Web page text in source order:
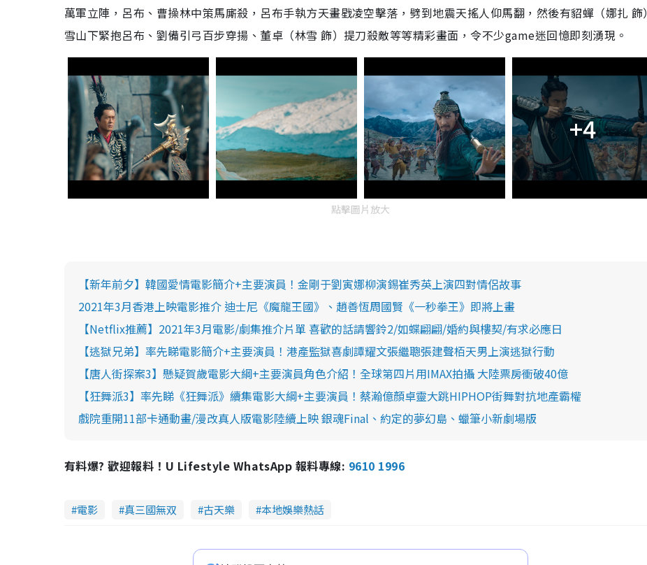
萬軍立陣，呂布、曹操林中策馬廝殺，呂布手執方天畫戥凌空擊落，劈到地震天搖人仰馬翻，然後有貂蟬（娜扎 飾）
雪山下緊抱呂布、劉備引弓百步穿揚、董卓（林雪 飾）提刀殺敵等等精彩畫面，令不少game迷回憶即刻湧現。
+4
點擊圖片放大
【新年前夕】韓國愛情電影簡介+主要演員！金剛于劉寅娜柳演錫崔秀英上演四對情侶故事
2021年3月香港上映電影推介 迪士尼《魔龍王國》、趙善恆周國賢《一秒拳王》即將上畫
【Netflix推薦】2021年3月電影/劇集推介片單 喜歡的話請響鈴2/如蝶翩翩/婚約與樓契/有求必應日
【逃獄兄弟】率先睇電影簡介+主要演員！港產監獄喜劇譚耀文張繼聰張建聲栢天男上演逃獄行動
【唐人街探案3】懸疑賀歲電影大綱+主要演員角色介紹！全球第四片用IMAX拍攝 大陸票房衝破40億
【狂舞派3】率先睇《狂舞派》續集電影大綱+主要演員！蔡瀚億顏卓靈大跳HIPHOP街舞對抗地產霸權
戲院重開11部卡通動畫/漫改真人版電影陸續上映 銀魂Final、約定的夢幻島、蠟筆小新劇場版
有料爆? 歡迎報料！U Lifestyle WhatsApp 報料專線: 9610 1996
電影 真三國無双 古天樂 本地娛樂熱話